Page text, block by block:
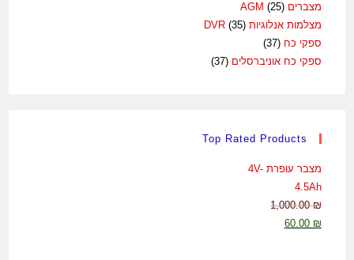
מצברים AGM (25)
מצלמות אנלוגיות DVR (35)
ספקי כח (37)
ספקי כח אוניברסלים (37)
Top Rated Products
מצבר עופרת 4V-
4.5Ah
1,000.00₪
המחיר
60.00 ₪
המחיר